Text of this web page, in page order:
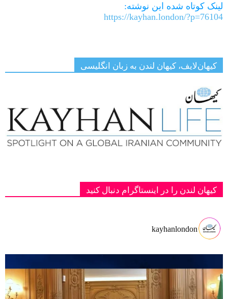
لینک کوتاه شده این نوشته:
https://kayhan.london/?p=76104
کیهان‌لایف، کیهان لندن به زبان انگلیسی
کیهان لندن را در اینستاگرام دنبال کنید
kayhanlondon